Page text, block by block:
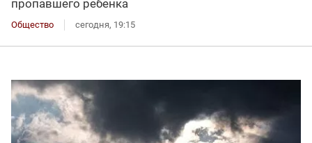
пропавшего ребенка
Общество сегодня, 19:15